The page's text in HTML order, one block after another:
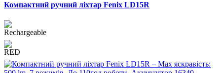
Компактний ручний ліхтар Fenix LD15R